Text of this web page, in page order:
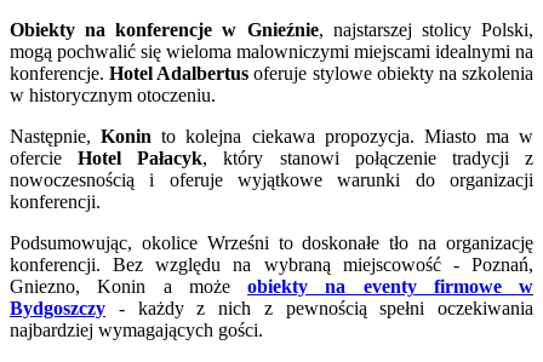
Obiekty na konferencje w Gnieźnie, najstarszej stolicy Polski,
mogą pochwalić się wieloma malowniczymi miejscami idealnymi na
konferencje.Hotel Adalbertus oferuje stylowe obiekty na szkolenia
w historycznym otoczeniu.
Następnie,Konin to kolejna ciekawa propozycja. Miasto ma w
ofercieHotel Pałacyk, który stanowi połączenie tradycji z
nowoczesnością i oferuje wyjątkowe warunki do organizacji
konferencji.
Podsumowując, okolice Wrześni to doskonałe tło na organizację
konferencji. Bez względu na wybraną miejscowość - Poznań,
Gniezno, Konin a może obiekty na eventy firmowe w
Bydgoszczy - każdy z nich z pewnością spełni oczekiwania
najbardziej wymagających gości.